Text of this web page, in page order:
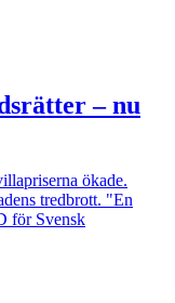
– nu
ökade.
tredbrott. "En
för Svensk